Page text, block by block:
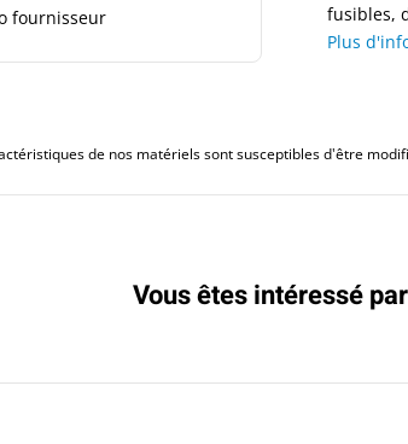
fusibles,
Plus
de nos matériels sont susceptibles d'être
Vous êtes intéressé